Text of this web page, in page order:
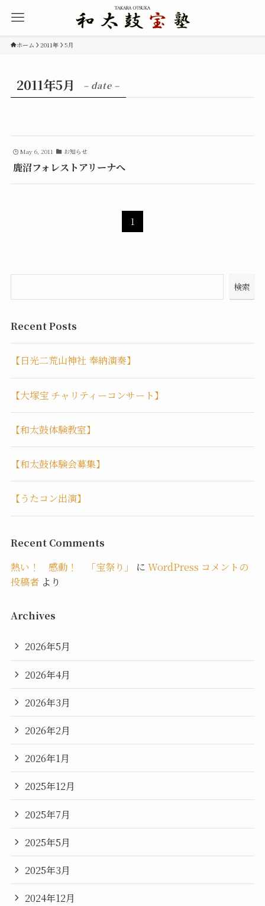
ホーム 2011年 5月
2011年5月 – date –
May 6, 2011 お知らせ
鹿沼フォレストアリーナへ
1
検索
Recent Posts
【日光二荒山神社 奉納演奏】
【大塚宝 チャリティーコンサート】
【和太鼓体験教室】
【和太鼓体験会募集】
【うたコン出演】
Recent Comments
熱い！ 感動！ 「宝祭り」
に WordPress コメントの
投稿者より
Archives
2026年5月
2026年4月
2026年3月
2026年2月
2026年1月
2025年12月
2025年7月
2025年5月
2025年3月
2024年12月